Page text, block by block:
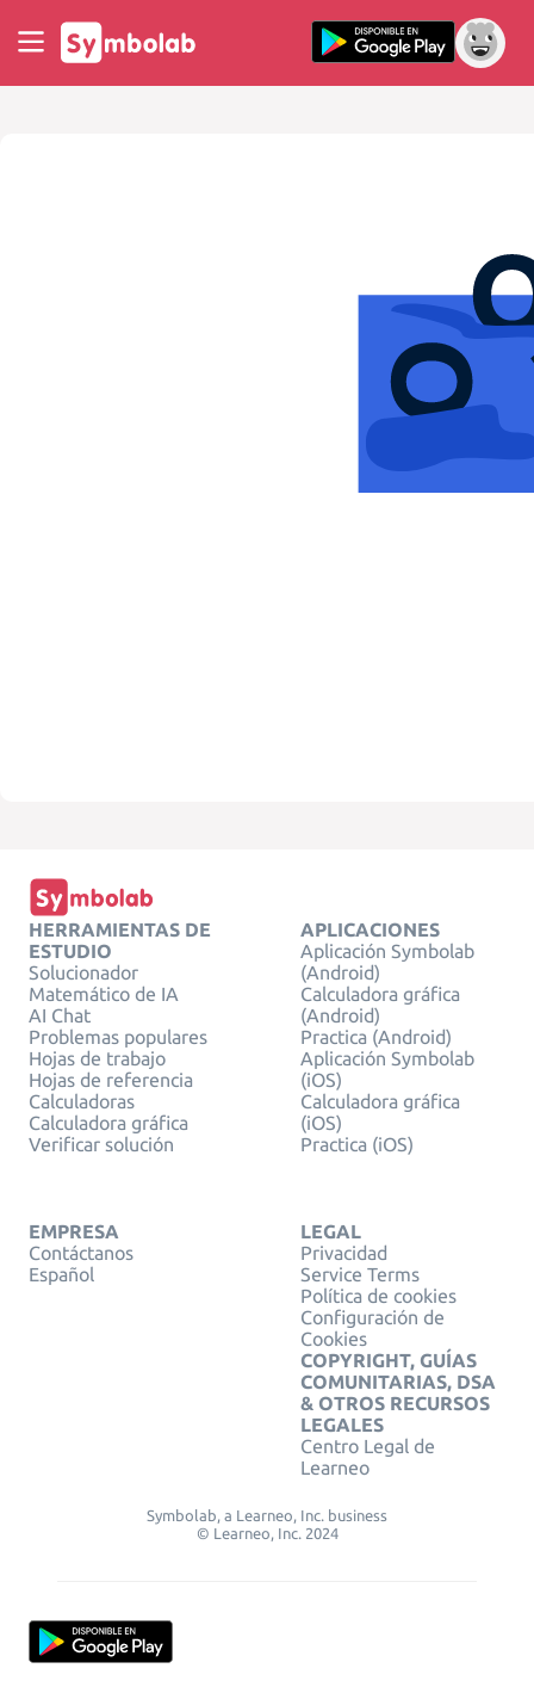
HERRAMIENTAS DE
ESTUDIO
Solucionador
Matemático de IA
AI Chat
Problemas populares
Hojas de trabajo
Hojas de referencia
Calculadoras
Calculadora gráfica
Verificar solución
APLICACIONES
Aplicación Symbolab
(Android)
Calculadora gráfica
(Android)
Practica (Android)
Aplicación Symbolab
(iOS)
Calculadora gráfica
(iOS)
Practica (iOS)
EMPRESA
Contáctanos
Español
LEGAL
Privacidad
Service Terms
Política de cookies
Configuración de
Cookies
COPYRIGHT, GUÍAS
COMUNITARIAS, DSA
& OTROS RECURSOS
LEGALES
Centro Legal de
Learneo
Symbolab, a Learneo, Inc. business
© Learneo, Inc. 2024